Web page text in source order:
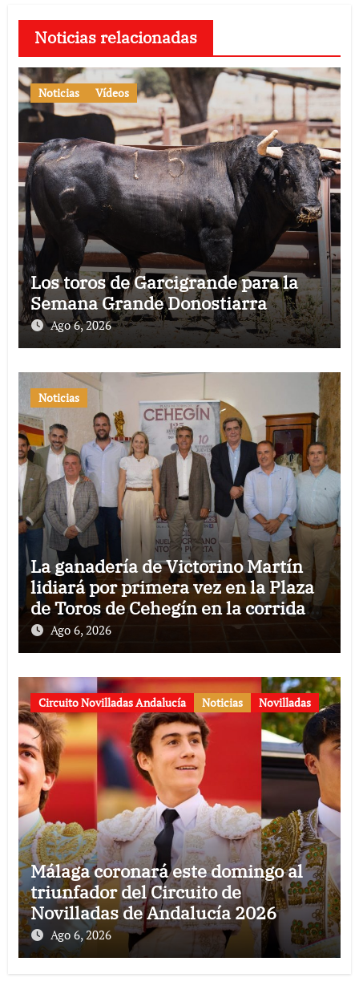
Noticias relacionadas
Noticias Vídeos
Los toros de Garcigrande para la
Semana Grande Donostiarra
Ago 6, 2026
Noticias
La ganadería de Victorino Martín
lidiará por primera vez en la Plaza
de Toros de Cehegín en la corrida
conmemorativa de su 125
aniversario
Ago 6, 2026
Circuito Novilladas Andalucía Noticias Novilladas
Málaga coronará este domingo al
triunfador del Circuito de
Novilladas de Andalucía 2026
Ago 6, 2026